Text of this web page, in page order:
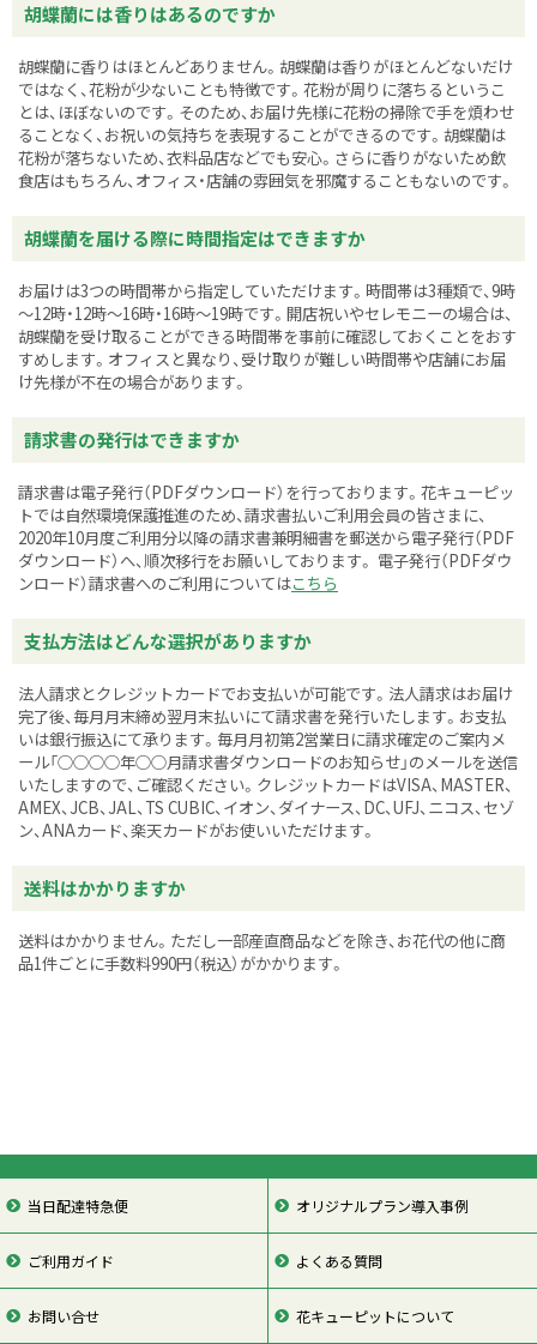
胡蝶蘭には香りはあるのですか
胡蝶蘭に香りはほとんどありません。胡蝶蘭は香りがほとんどないだけ
ではなく、花粉が少ないことも特徴です。花粉が周りに落ちるというこ
とは、ほぼないのです。そのため、お届け先様に花粉の掃除で手を煩わせ
ることなく、お祝いの気持ちを表現することができるのです。胡蝶蘭は
花粉が落ちないため、衣料品店などでも安心。さらに香りがないため飲
食店はもちろん、オフィス・店舗の雰囲気を邪魔することもないのです。
胡蝶蘭を届ける際に時間指定はできますか
お届けは3つの時間帯から指定していただけます。時間帯は3種類で、9時
～12時・12時～16時・16時～19時です。開店祝いやセレモニーの場合は、
胡蝶蘭を受け取ることができる時間帯を事前に確認しておくことをおす
すめします。オフィスと異なり、受け取りが難しい時間帯や店舗にお届
け先様が不在の場合があります。
請求書の発行はできますか
請求書は電子発行（PDFダウンロード）を行っております。花キューピッ
トでは自然環境保護推進のため、請求書払いご利用会員の皆さまに、
2020年10月度ご利用分以降の請求書兼明細書を郵送から電子発行（PDF
ダウンロード）へ、順次移行をお願いしております。 電子発行（PDFダウ
ンロード）請求書へのご利用についてはこちら
支払方法はどんな選択がありますか
法人請求とクレジットカードでお支払いが可能です。法人請求はお届け
完了後、毎月月末締め翌月末払いにて請求書を発行いたします。お支払
いは銀行振込にて承ります。毎月月初第2営業日に請求確定のご案内メ
ール「○○○○年○○月請求書ダウンロードのお知らせ」のメールを送信
いたしますので、ご確認ください。クレジットカードはVISA、MASTER、
AMEX、JCB、JAL、TS CUBIC、イオン、ダイナース、DC、UFJ、ニコス、セゾ
ン、ANAカード、楽天カードがお使いいただけます。
送料はかかりますか
送料はかかりません。ただし一部産直商品などを除き、お花代の他に商
品1件ごとに手数料990円（税込）がかかります。
当日配達特急便 オリジナルプラン導入事例
ご利用ガイド よくある質問
お問い合せ 花キューピットについて